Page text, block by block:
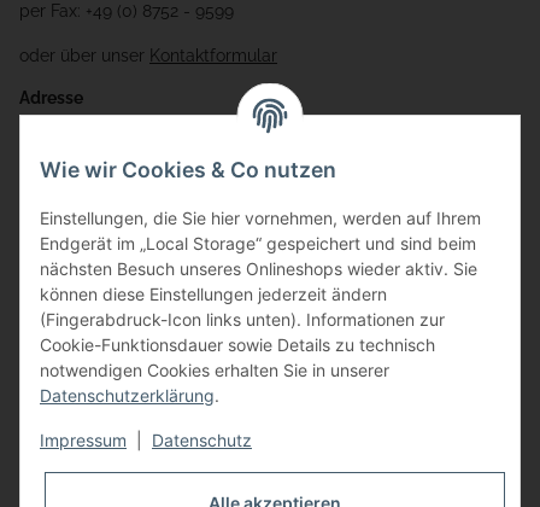
per Fax: +49 (0) 8752 - 9599
oder über unser Kontaktformular
Adresse
Gewerbering 17
84072 Au i.d. Hallertau
info@bauer-tore.de
Vertrag widerrufen
Wie wir Cookies & Co nutzen
Einstellungen, die Sie hier vornehmen, werden auf Ihrem
Endgerät im „Local Storage“ gespeichert und sind beim
nächsten Besuch unseres Onlineshops wieder aktiv. Sie
können diese Einstellungen jederzeit ändern
(Fingerabdruck-Icon links unten). Informationen zur
Cookie-Funktionsdauer sowie Details zu technisch
notwendigen Cookies erhalten Sie in unserer
Datenschutzerklärung.
Impressum Datenschutz
Alle akzeptieren